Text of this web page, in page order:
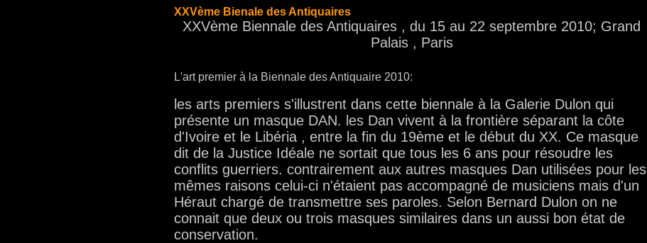
XXVème Bienale des Antiquaires
XXVème Biennale des Antiquaires , du 15 au 22 septembre 2010; Grand
Palais , Paris
L'art premier à la Biennale des Antiquaire 2010:
les arts premiers s'illustrent dans cette biennale à la Galerie Dulon qui
présente un masque DAN. les Dan vivent à la frontière séparant la côte
d'Ivoire et le Libéria , entre la fin du 19ème et le début du XX. Ce masque
dit de la Justice Idéale ne sortait que tous les 6 ans pour résoudre les
conflits guerriers. contrairement aux autres masques Dan utilisées pour les
mêmes raisons celui-ci n'étaient pas accompagné de musiciens mais d'un
Héraut chargé de transmettre ses paroles. Selon Bernard Dulon on ne
connait que deux ou trois masques similaires dans un aussi bon état de
conservation.